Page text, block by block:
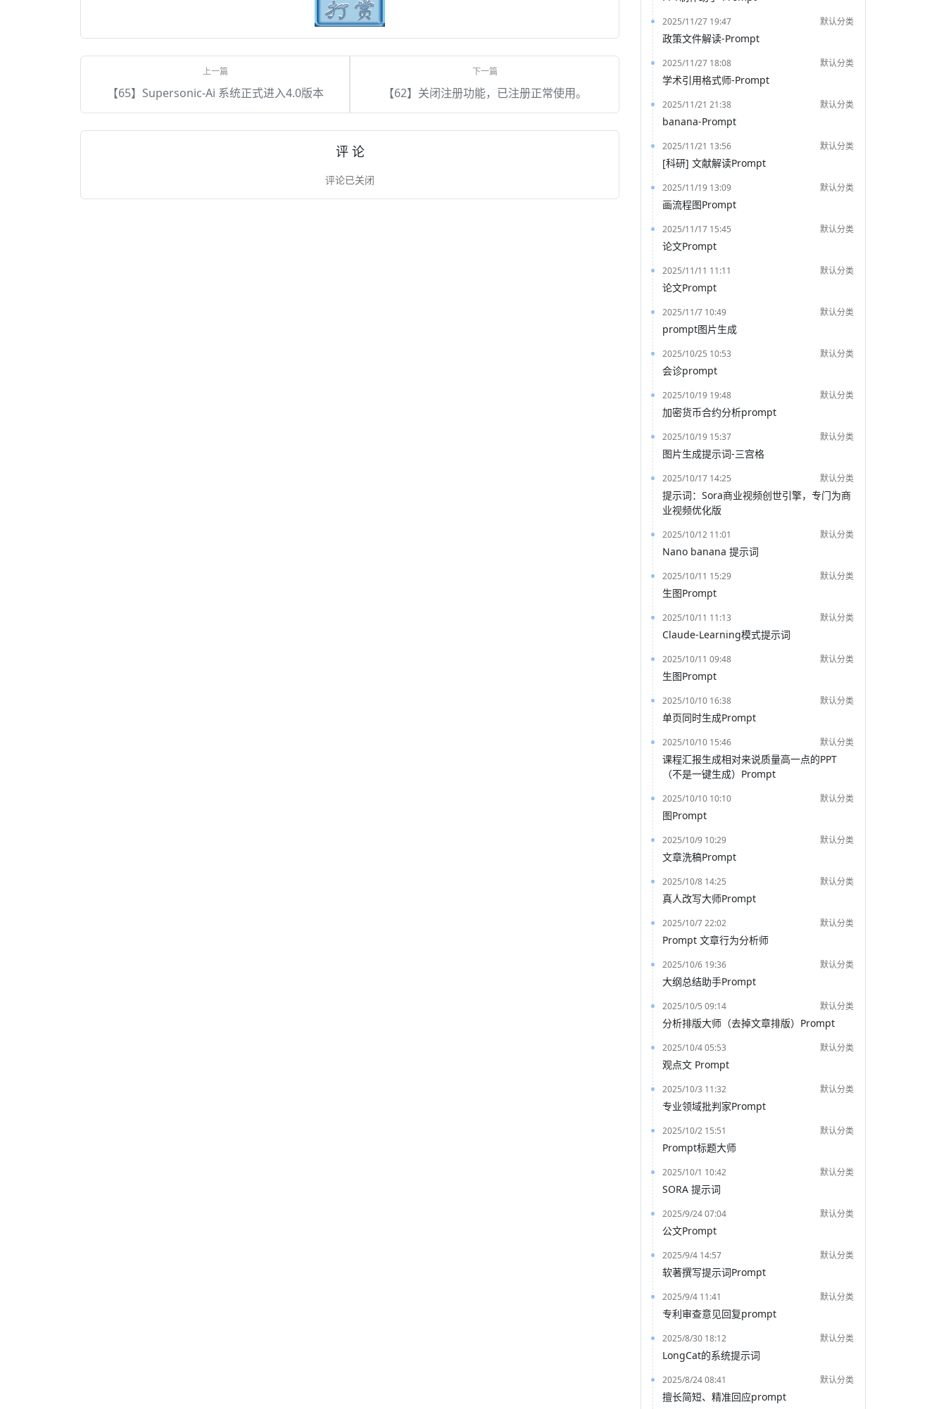
【65】Supersonic-Ai 系统正式进入4.0版本 【62】关闭注册功能，已注册正常使用。
评 论
评论已关闭
2025/11/27 19:47 默认分类
政策文件解读-Prompt
2025/11/27 18:08 默认分类
学术引用格式师-Prompt
2025/11/21 21:38 默认分类
banana-Prompt
2025/11/21 13:56 默认分类
[科研] 文献解读Prompt
2025/11/19 13:09 默认分类
画流程图Prompt
2025/11/17 15:45 默认分类
论文Prompt
2025/11/11 11:11 默认分类
论文Prompt
2025/11/7 10:49 默认分类
prompt图片生成
2025/10/25 10:53 默认分类
会诊prompt
2025/10/19 19:48 默认分类
加密货币合约分析prompt
2025/10/19 15:37 默认分类
图片生成提示词-三宫格
2025/10/17 14:25 默认分类
提示词：Sora商业视频创世引擎，专门为商
业视频优化版
2025/10/12 11:01 默认分类
Nano banana 提示词
2025/10/11 15:29 默认分类
生图Prompt
2025/10/11 11:13 默认分类
Claude-Learning模式提示词
2025/10/11 09:48 默认分类
生图Prompt
2025/10/10 16:38 默认分类
单页同时生成Prompt
2025/10/10 15:46 默认分类
课程汇报生成相对来说质量高一点的PPT
（不是一键生成）Prompt
2025/10/10 10:10 默认分类
图Prompt
2025/10/9 10:29 默认分类
文章洗稿Prompt
2025/10/8 14:25 默认分类
真人改写大师Prompt
2025/10/7 22:02 默认分类
Prompt 文章行为分析师
2025/10/6 19:36 默认分类
大纲总结助手Prompt
2025/10/5 09:14 默认分类
分析排版大师（去掉文章排版）Prompt
2025/10/4 05:53 默认分类
观点文 Prompt
2025/10/3 11:32 默认分类
专业领域批判家Prompt
2025/10/2 15:51 默认分类
Prompt标题大师
2025/10/1 10:42 默认分类
SORA 提示词
2025/9/24 07:04 默认分类
公文Prompt
2025/9/4 14:57 默认分类
软著撰写提示词Prompt
2025/9/4 11:41 默认分类
专利审查意见回复prompt
2025/8/30 18:12 默认分类
LongCat的系统提示词
2025/8/24 08:41 默认分类
擅长简短、精准回应prompt